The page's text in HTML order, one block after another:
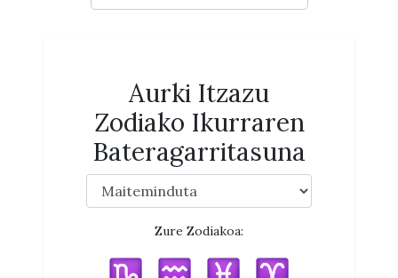
Aurki Itzazu
Zodiako Ikurraren
Bateragarritasuna
Zure Zodiakoa: